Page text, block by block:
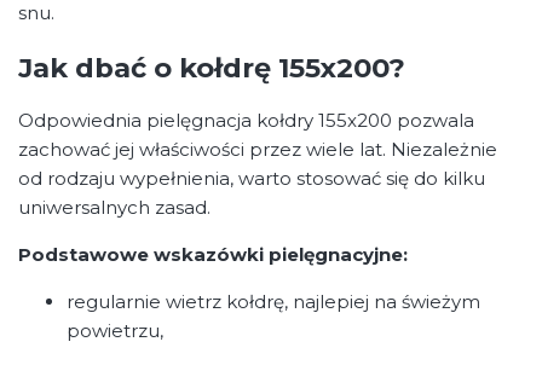
snu.
Jak dbać o kołdrę 155x200?
Odpowiednia pielęgnacja kołdry 155x200 pozwala
zachować jej właściwości przez wiele lat. Niezależnie
od rodzaju wypełnienia, warto stosować się do kilku
uniwersalnych zasad.
Podstawowe wskazówki pielęgnacyjne:
regularnie wietrz kołdrę, najlepiej na świeżym
powietrzu,